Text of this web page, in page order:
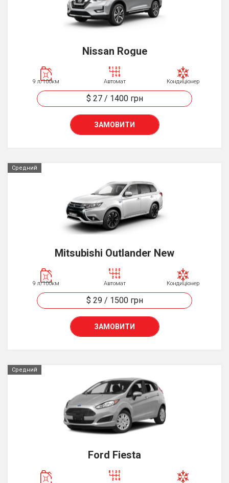
Nissan Rogue
9 л/100км Автомат Кондиціонер
$ 27/ 1400 грн
ЗАМОВИТИ
Средний
Mitsubishi Outlander New
9 л/100км Автомат Кондиціонер
$ 29/ 1500 грн
ЗАМОВИТИ
Средний
Ford Fiesta